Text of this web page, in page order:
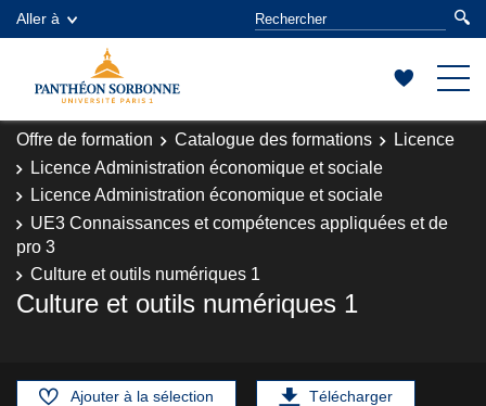
Aller à
Offre de formation Catalogue des formations
Licence
Licence Administration économique et sociale
Licence Administration économique et sociale
UE3 Connaissances et compétences appliquées et de
pro 3
Culture et outils numériques 1
Culture et outils numériques 1
Ajouter à la sélection Télécharger